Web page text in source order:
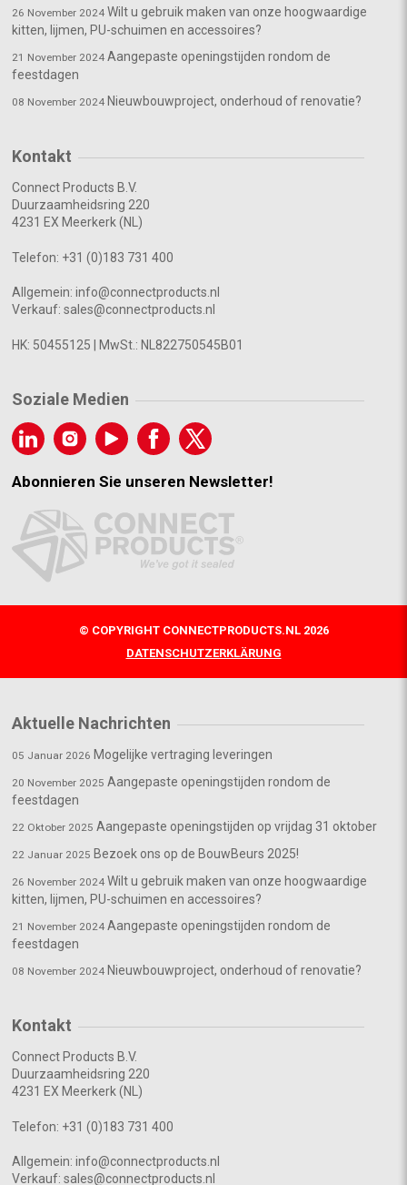
26 November 2024 Wilt u gebruik maken van onze hoogwaardige
kitten, lijmen, PU-schuimen en accessoires?
21 November 2024 Aangepaste openingstijden rondom de
feestdagen
08 November 2024 Nieuwbouwproject, onderhoud of renovatie?
Kontakt
Connect Products B.V.
Duurzaamheidsring 220
4231 EX Meerkerk (NL)
Telefon: +31 (0)183 731 400
Allgemein: info@connectproducts.nl
Verkauf: sales@connectproducts.nl
HK: 50455125 | MwSt. : NL822750545B01
Soziale Medien
Abonnieren Sie unseren Newsletter!
© COPYRIGHT CONNECTPRODUCTS.NL 2026
DATENSCHUTZERKLÄRUNG
Aktuelle Nachrichten
05 Januar 2026 Mogelijke vertraging leveringen
20 November 2025 Aangepaste openingstijden rondom de
feestdagen
22 Oktober 2025 Aangepaste openingstijden op vrijdag 31 oktober
22 Januar 2025 Bezoek ons op de BouwBeurs 2025!
26 November 2024 Wilt u gebruik maken van onze hoogwaardige
kitten, lijmen, PU-schuimen en accessoires?
21 November 2024 Aangepaste openingstijden rondom de
feestdagen
08 November 2024 Nieuwbouwproject, onderhoud of renovatie?
Kontakt
Connect Products B.V.
Duurzaamheidsring 220
4231 EX Meerkerk (NL)
Telefon: +31 (0)183 731 400
Allgemein: info@connectproducts.nl
Verkauf: sales@connectproducts.nl